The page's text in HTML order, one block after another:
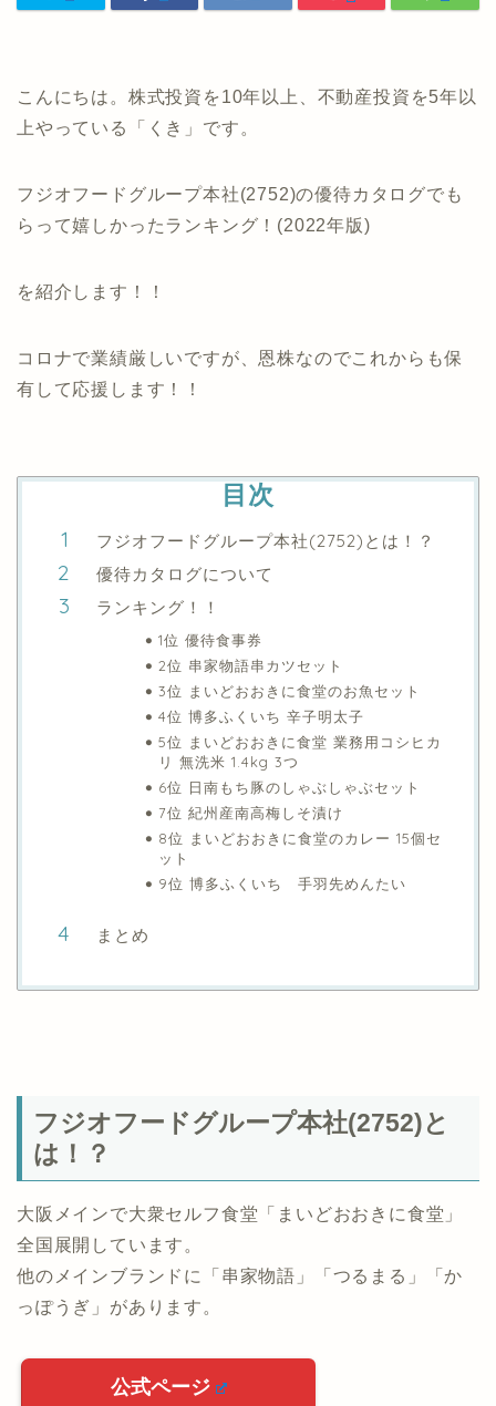
こんにちは。株式投資を10年以上、不動産投資を5年以
上やっている「くき」です。
フジオフードグループ本社(2752)の優待カタログでも
らって嬉しかったランキング！(2022年版)
を紹介します！！
コロナで業績厳しいですが、恩株なのでこれからも保
有して応援します！！
目次
フジオフードグループ本社(2752)とは！？
優待カタログについて
ランキング！！
1位 優待食事券
2位 串家物語串カツセット
3位 まいどおおきに食堂のお魚セット
4位 博多ふくいち 辛子明太子
5位 まいどおおきに食堂 業務用コシヒカ
リ 無洗米 1.4kg 3つ
6位 日南もち豚のしゃぶしゃぶセット
7位 紀州産南高梅しそ漬け
8位 まいどおおきに食堂のカレー 15個セ
ット
9位 博多ふくいち 手羽先めんたい
まとめ
フジオフードグループ本社(2752)と
は！？
大阪メインで大衆セルフ食堂「まいどおおきに食堂」
全国展開しています。
他のメインブランドに「串家物語」「つるまる」「か
っぽうぎ」があります。
公式ページ